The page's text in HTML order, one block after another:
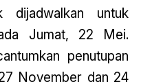
untuk
Jumat, 22 Mei.
penutupan
November dan 24